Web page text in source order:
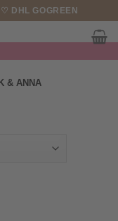
DHL GOGREEN
& ANNA